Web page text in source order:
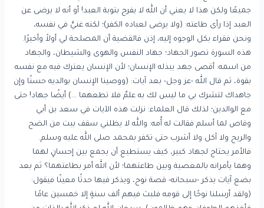
جميعًا ولكن هذا لا يعني أن الله لا يفرح بتوبة العبد! أو أنه لا يرضى عن
العبد إذا رأى طاعته: (ولا يرضى لعباده الكفر)؛ لكنه غنيٌّ في نفسه،
ونحن فقراء بكل الوجوه إليه، إذن فالقضية أن المصلحة لي أولاً وأخيرًا.
هذه السورة تصور الجهاد؛ جهاد النفس والهوى والشيطان، والجهاد
من اسمه: أقصى جهد يبذله الإنسان؛ لأن الإنسان يعترك فيه مع نفسه
بقوة، ثم قال الله -عز وجل- بعد آيات: (ووصينا الإنسان بوالديه حسنًا وإن
جاهداك لتشرك بي ما ليس لك به علمٌ فلا تطعهما …) أيضًا جهاد! حتى
مع الوالدين؛ لذلك قال العلماء: نزلت هذه الآيات في سعد بن أبي
وقاص لما أسلم فقالت له أُمه: والله لا يظلني سقف بيت من الضح
والريح ولا آكل ولا أشرب حتى تكفر بمحمد صلى الله عليه وسلم.
فالأمر يحتاج لجهاد كبير، كيف يستطيع أن يجمع بين إحسانٍ لهما
وهما يأمرانه بالمعصية وبين طاعتهما؛ لأن الله أمر بطاعتهما؟ ثم بعد
بضع آيات يذكر -سبحانه- قصة نوح، ويذكر فيها حدثًا معينًا فيقول:
(ولقد أرسلنا نوحًا إلى قومه فلبث فيهم ألف سنةٍ إلا خمسين عامًا